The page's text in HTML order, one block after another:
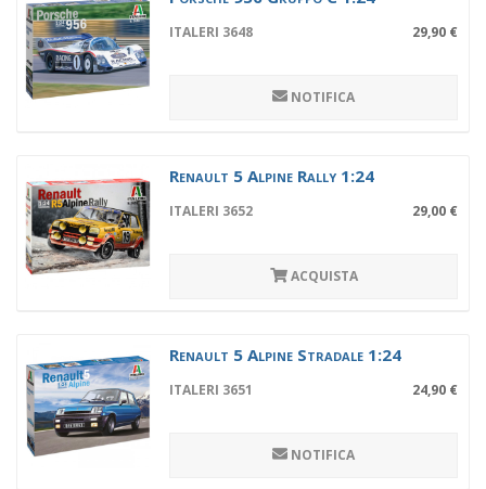
ITALERI 3648 29,90 €
NOTIFICA
Renault 5 Alpine Rally 1:24
ITALERI 3652 29,00 €
ACQUISTA
Renault 5 Alpine Stradale 1:24
ITALERI 3651 24,90 €
NOTIFICA